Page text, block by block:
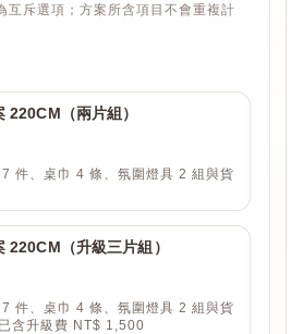
互斥選項；方案所含項目不會重複計
220CM（兩片組）
件、桌巾 4 條、氛圍燈具 2 組與貨
220CM（升級三片組）
件、桌巾 4 條、氛圍燈具 2 組與貨
含升級費 NT$ 1,500